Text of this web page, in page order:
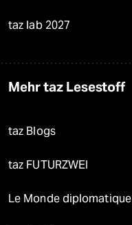
taz lab 2027
Mehr taz Lesestoff
taz Blogs
taz FUTURZWEI
Le Monde diplomatique